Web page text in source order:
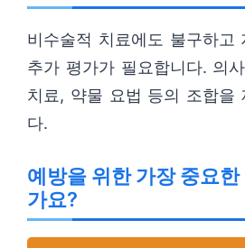
비수술적 치료에도 불구하고
추가 평가가 필요합니다. 의
치료, 약물 요법 등의 조합을
다.
예방을 위한 가장 중요
가요?